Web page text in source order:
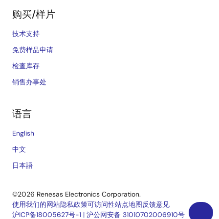
购买/样片
技术支持
免费样品申请
检查库存
销售办事处
语言
English
中文
日本語
©2026 Renesas Electronics Corporation.
使用我们的网站隐私政策可访问性站点地图反馈意见
沪ICP备18005627号-1 | 沪公网安备 31010702006910号